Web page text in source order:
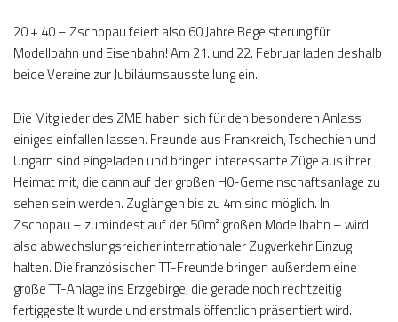
20 + 40 – Zschopau feiert also 60 Jahre Begeisterung für
Modellbahn und Eisenbahn! Am 21. und 22. Februar laden deshalb
beide Vereine zur Jubiläumsausstellung ein.
Die Mitglieder des ZME haben sich für den besonderen Anlass
einiges einfallen lassen. Freunde aus Frankreich, Tschechien und
Ungarn sind eingeladen und bringen interessante Züge aus ihrer
Heimat mit, die dann auf der großen H0-Gemeinschaftsanlage zu
sehen sein werden. Zuglängen bis zu 4m sind möglich. In
Zschopau – zumindest auf der 50m² großen Modellbahn – wird
also abwechslungsreicher internationaler Zugverkehr Einzug
halten. Die französischen TT-Freunde bringen außerdem eine
große TT-Anlage ins Erzgebirge, die gerade noch rechtzeitig
fertiggestellt wurde und erstmals öffentlich präsentiert wird.